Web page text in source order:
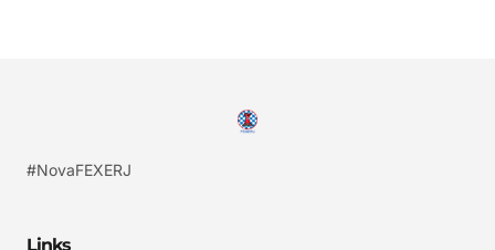
#NovaFEXERJ
Links